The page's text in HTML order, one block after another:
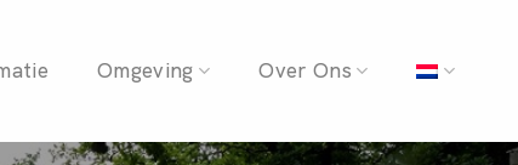
Omgeving Over Ons